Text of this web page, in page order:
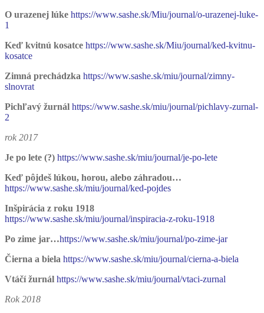
O urazenej lúke https://www.sashe.sk/Miu/journal/o-urazenej-luke-
1
Keď kvitnú kosatce https://www.sashe.sk/Miu/journal/ked-kvitnu-
kosatce
Zimná prechádzka https://www.sashe.sk/miu/journal/zimny-
slnovrat
Pichľavý žurnál https://www.sashe.sk/miu/journal/pichlavy-zurnal-
2
rok 2017
Je po lete (?) https://www.sashe.sk/miu/journal/je-po-lete
Keď pôjdeš lúkou, horou, alebo záhradou…
https://www.sashe.sk/miu/journal/ked-pojdes
Inšpirácia z roku 1918
https://www.sashe.sk/miu/journal/inspiracia-z-roku-1918
Po zime jar…https://www.sashe.sk/miu/journal/po-zime-jar
Čierna a biela https://www.sashe.sk/miu/journal/cierna-a-biela
Vtáčí žurnál https://www.sashe.sk/miu/journal/vtaci-zurnal
Rok 2018